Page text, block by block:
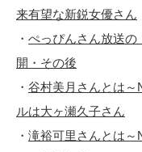
来有望な新鋭女優さん
・ ぺっぴんさん放送の
開・その後
・ 谷村美月さんとは～
ルは大ヶ瀬久子さん
・ 滝裕可里さんとは～